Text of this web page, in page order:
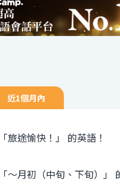
近1個月內
旅途愉快！」 的英語！
〜月初（中旬、下旬）」